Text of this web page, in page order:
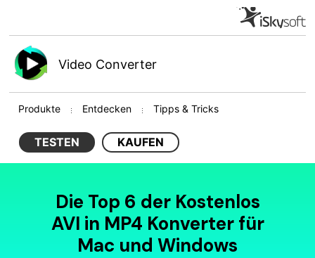
Video Converter
Produkte Entdecken Tipps & Tricks
TESTEN KAUFEN
Die Top 6 der Kostenlos
AVI in MP4 Konverter für
Mac und Windows